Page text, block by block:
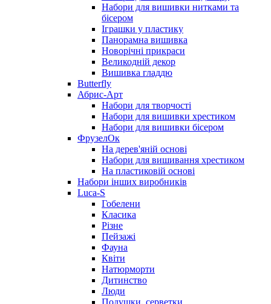
Набори для вишивки нитками та
бісером
Іграшки у пластику
Панорамна вишивка
Новорічні прикраси
Великодній декор
Вишивка гладдю
Butterfly
Абрис-Арт
Набори для творчості
Набори для вишивки хрестиком
Набори для вишивки бісером
ФрузелОк
На дерев'яній основі
Набори для вишивання хрестиком
На пластиковій основі
Набори інших виробників
Luca-S
Гобелени
Класика
Різне
Пейзажі
Фауна
Квіти
Натюрморти
Дитинство
Люди
Подушки, серветки